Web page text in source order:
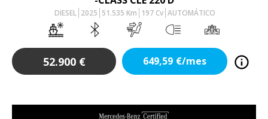
DIESEL 2025 51.535 Km 197 Cv AUTOMÁTICO
52.900 € 649,59 €/mes